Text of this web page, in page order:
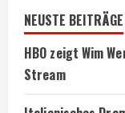
NEUSTE BEITRÄGE
HBO zeigt Wim
Stream